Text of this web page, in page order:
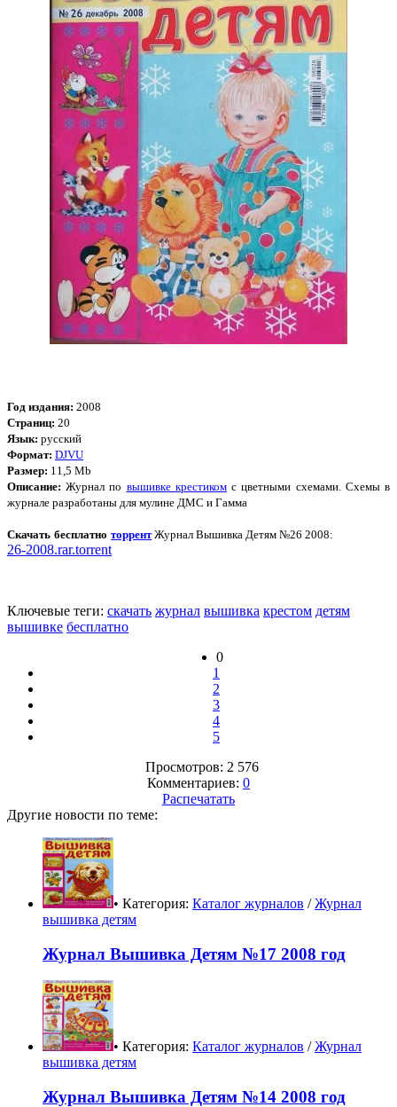
Год издания: 2008
Страниц: 20
Язык: русский
Формат: DJVU
Размер: 11,5 Mb
Описание: Журнал по вышивке крестикомс цветными схемами. Схемы в
журнале разработаны для мулине ДМС и Гамма
Скачать бесплатноторрентЖурнал Вышивка Детям №26 2008:
26-2008.rar.torrent
Ключевые теги: скачать журнал вышивка крестом детям
вышивке бесплатно
0
1
2
3
4
5
Просмотров: 2 576
Комментариев: 0
Распечатать
Другие новости по теме:
• Категория: Каталог журналов /Журнал
вышивка детям
Журнал Вышивка Детям №17 2008 год
• Категория: Каталог журналов /Журнал
вышивка детям
Журнал Вышивка Детям №14 2008 год